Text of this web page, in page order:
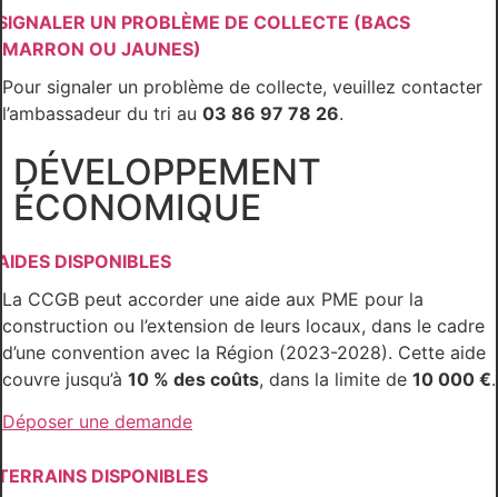
UN PROBLÈME DE COLLECTE (BACS
MARRON OU JAUNES)
Pour signaler un problème de collecte, veuillez contacter
l’ambassadeur du tri au 03 86 97 78 26.
DÉVELOPPEMENT
ÉCONOMIQUE
DISPONIBLES
La CCGB peut accorder une aide aux PME pour la
construction ou l’extension de leurs locaux, dans le cadre
d’une convention avec la Région (2023-2028). Cette aide
couvre jusqu’à 10 % des coûts, dans la limite de 10 000 €.
Déposer une demande
DISPONIBLES